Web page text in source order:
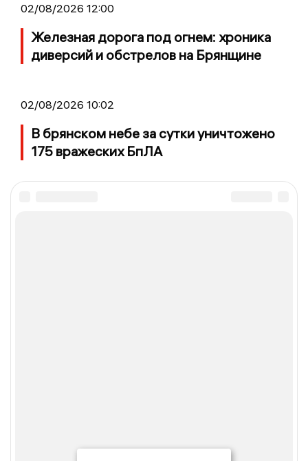
02/08/2026 12:00
Железная дорога под огнем: хроника
диверсий и обстрелов на Брянщине
02/08/2026 10:02
В брянском небе за сутки уничтожено
175 вражеских БпЛА